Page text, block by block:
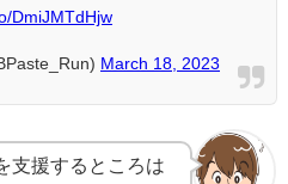
DmiJMTdHjw
March 18, 2023
支援するところは